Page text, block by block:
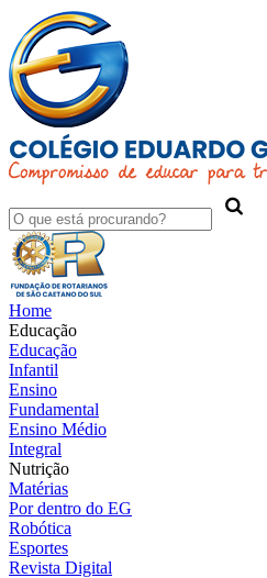
Home
Educação
Educação
Infantil
Ensino
Fundamental
Ensino Médio
Integral
Nutrição
Matérias
Por dentro do EG
Robótica
Esportes
Revista Digital